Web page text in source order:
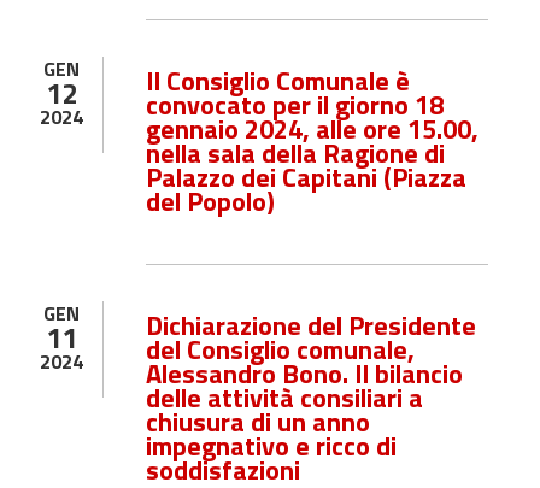
GEN
12
2024
Il Consiglio Comunale è
convocato per il giorno 18
gennaio 2024, alle ore 15.00,
nella sala della Ragione di
Palazzo dei Capitani (Piazza
del Popolo)
GEN
11
2024
Dichiarazione del Presidente
del Consiglio comunale,
Alessandro Bono. Il bilancio
delle attività consiliari a
chiusura di un anno
impegnativo e ricco di
soddisfazioni